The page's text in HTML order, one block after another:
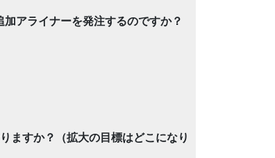
アライナーを発注するのですか？
ますか？（拡大の目標はどこになり